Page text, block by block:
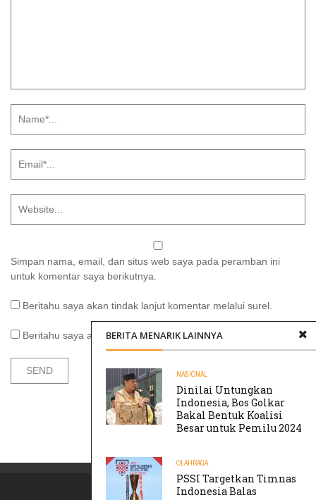
Simpan nama, email, dan situs web saya pada peramban ini
untuk komentar saya berikutnya.
Beritahu saya akan tindak lanjut komentar melalui surel.
Beritahu saya akan tulisan baru melalui surel.
BERITA MENARIK LAINNYA
NASIONAL
Dinilai Untungkan
Indonesia, Bos Golkar
Bakal Bentuk Koalisi
Besar untuk Pemilu 2024
OLAHRAGA
PSSI Targetkan Timnas
Indonesia Balas